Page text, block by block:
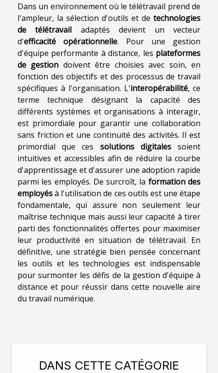
Dans un environnement où le télétravail prend de
l'ampleur, la sélection d'outils et de technologies
de télétravail adaptés devient un vecteur
d'efficacité opérationnelle. Pour une gestion
d'équipe performante à distance, les plateformes
de gestion doivent être choisies avec soin, en
fonction des objectifs et des processus de travail
spécifiques à l'organisation. L'interopérabilité, ce
terme technique désignant la capacité des
différents systèmes et organisations à interagir,
est primordiale pour garantir une collaboration
sans friction et une continuité des activités. Il est
primordial que ces solutions digitalessoient
intuitives et accessibles afin de réduire la courbe
d'apprentissage et d'assurer une adoption rapide
parmi les employés. De surcroît, la formation des
employésà l'utilisation de ces outils est une étape
fondamentale, qui assure non seulement leur
maîtrise technique mais aussi leur capacité à tirer
parti des fonctionnalités offertes pour maximiser
leur productivité en situation de télétravail. En
définitive, une stratégie bien pensée concernant
les outils et les technologies est indispensable
pour surmonter les défis de la gestion d'équipe à
distance et pour réussir dans cette nouvelle aire
du travail numérique.
DANS CETTE CATÉGORIE